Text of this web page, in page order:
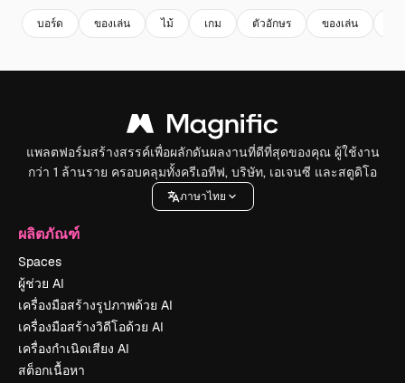
บอร์ด ของเล่น ไม้ เกม ตัวอักษร ของเล่น
แพลตฟอร์มสร้างสรรค์เพื่อผลักดันผลงานที่ดีที่สุดของคุณ ผู้ใช้งาน
กว่า 1 ล้านราย ครอบคลุมทั้งครีเอทีฟ, บริษัท, เอเจนซี และสตูดิโอ
ภาษาไทย
ผลิตภัณฑ์
Spaces
ผู้ช่วย AI
เครื่องมือสร้างรูปภาพด้วย AI
เครื่องมือสร้างวิดีโอด้วย AI
เครื่องกำเนิดเสียง AI
สต็อกเนื้อหา